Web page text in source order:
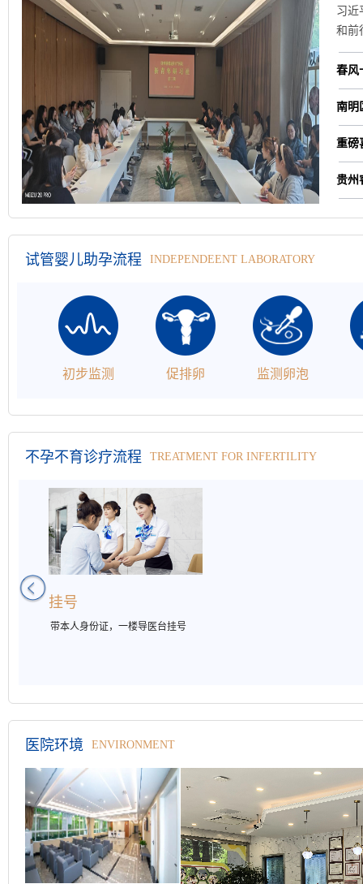
习近
和前
长
来。
可
定
社
轻，
南明
试管婴儿助孕流程 INDEPENDEENT LABORATORY
初步监测 促排卵 监测卵泡
不孕不育诊疗流程 TREATMENT FOR INFERTILITY
挂号
带本人身份证，一楼导医台挂号
医院环境 ENVIRONMENT